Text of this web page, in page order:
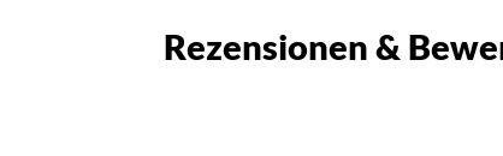
Rezensionen &